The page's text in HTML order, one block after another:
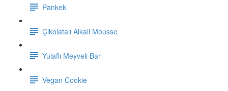
Pankek
Çikolatalı Alkali Mousse
Yulaflı Meyveli Bar
Vegan Cookie